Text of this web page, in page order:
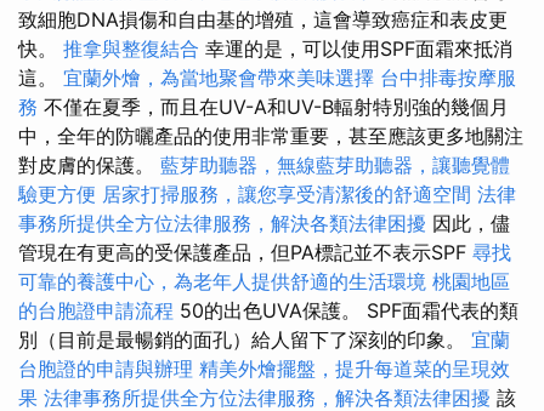
致細胞DNA損傷和自由基的增殖，這會導致癌症和表皮更
快。 推拿與整復結合 幸運的是，可以使用SPF面霜來抵消
這。 宜蘭外燴，為當地聚會帶來美味選擇 台中排毒按摩服
務 不僅在夏季，而且在UV-A和UV-B輻射特別強的幾個月
中，全年的防曬產品的使用非常重要，甚至應該更多地關注
對皮膚的保護。 藍芽助聽器，無線藍芽助聽器，讓聽覺體
驗更方便 居家打掃服務，讓您享受清潔後的舒適空間 法律
事務所提供全方位法律服務，解決各類法律困擾 因此，儘
管現在有更高的受保護產品，但PA標記並不表示SPF 尋找
可靠的養護中心，為老年人提供舒適的生活環境 桃園地區
的台胞證申請流程 50的出色UVA保護。 SPF面霜代表的類
別（目前是最暢銷的面孔）給人留下了深刻的印象。 宜蘭
台胞證的申請與辦理 精美外燴擺盤，提升每道菜的呈現效
果 法律事務所提供全方位法律服務，解決各類法律困擾 該